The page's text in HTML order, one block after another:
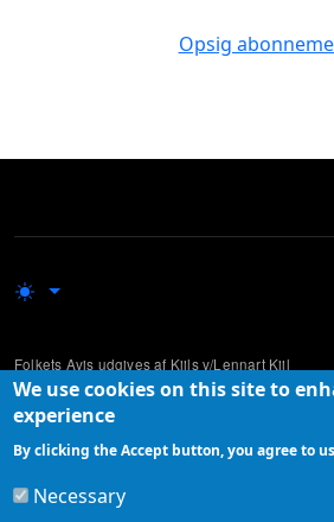
Opsig
Folkets Avis udgives af Kiils v/Lennart Kiil
Udgivelsen supplerer mere traditionelle og
ikke-professionelle skribenter komme til orde i
We use cookies on this site to
experience
By clicking the Accept button, you agree to
Necessary